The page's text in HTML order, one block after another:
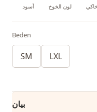
أسود لون الخوخ خاكي
Beden
SM LXL
بيان